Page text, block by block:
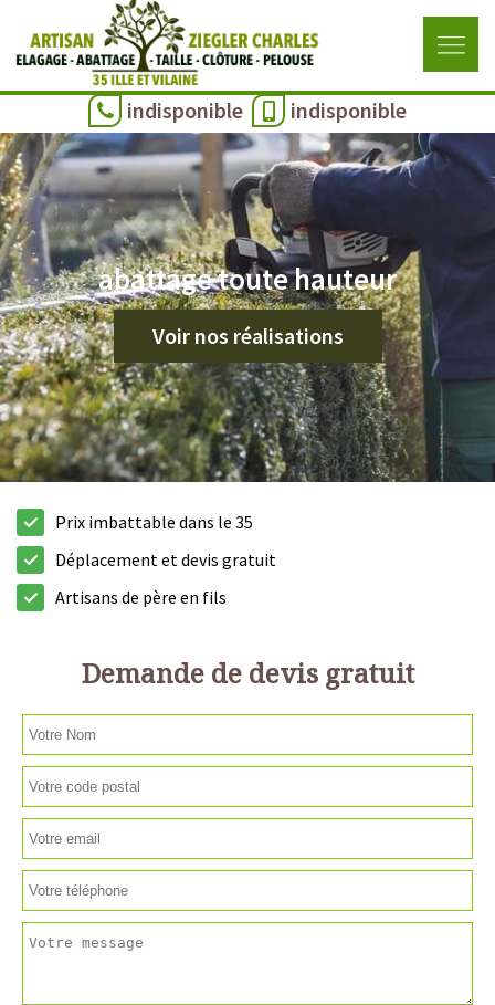
indisponible indisponible
abattage toute hauteur
Voir nos réalisations
Prix imbattable dans le 35
Déplacement et devis gratuit
Artisans de père en fils
Demande de devis gratuit